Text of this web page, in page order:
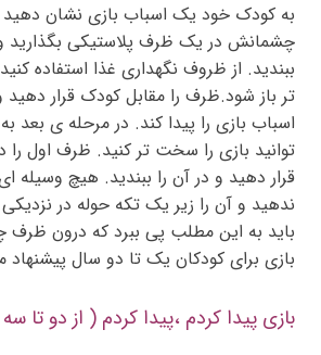
به کودک خود یک اسباب بازی نشان دهید و
چشمانش در یک ظرف پلاستیکی بگذارید
ببندید. از ظروف نگهداری غذا استفاده
تر باز شود.ظرف را مقابل کودک قرار دهید
اسباب بازی را پیدا کند. در مرحله ی بعد
توانید بازی را سخت تر کنید. ظرف اول
قرار دهید و در آن را ببندید. هیچ وسیله
ندهید و آن را زیر یک تکه حوله در
باید به این مطلب پی ببرد که درون
بازی برای کودکان یک تا دو سال
بازی پیدا کردم ،پیدا کردم ( از دو تا